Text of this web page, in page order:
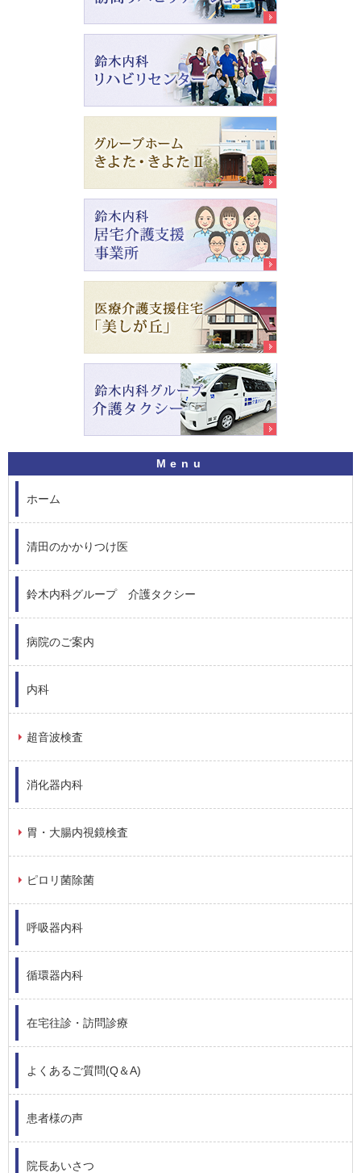
ホーム
清田のかかりつけ医
鈴木内科グループ 介護タクシー
病院のご案内
内科
超音波検査
消化器内科
胃・大腸内視鏡検査
ピロリ菌除菌
呼吸器内科
循環器内科
在宅往診・訪問診療
よくあるご質問(Q＆A)
患者様の声
院長あいさつ